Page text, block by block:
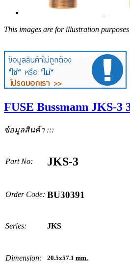
This images are for illustration
FUSE Bussmann JKS-3
ข้อมูลสินค้า :::
Part No: JKS-3
Order Code: BU30391
Series: JKS
Dimension: 20.5x57.1 mm.